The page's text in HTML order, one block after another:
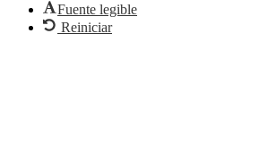
Fuente legible
Reiniciar